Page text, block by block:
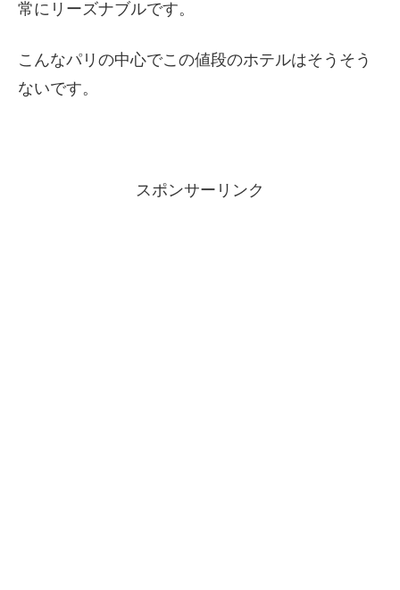
常にリーズナブルです。
こんなパリの中心でこの値段のホテルはそうそう
ないです。
スポンサーリンク